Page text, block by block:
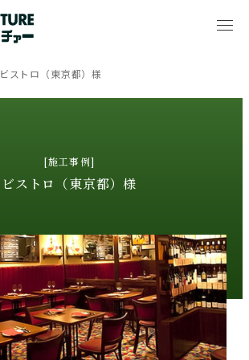
ビストロ（東京都）様
[施工事例]
ビストロ（東京都）様